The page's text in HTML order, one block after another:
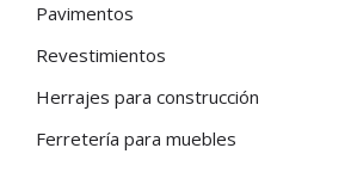
Pavimentos
Revestimientos
Herrajes para construcción
Ferretería para muebles